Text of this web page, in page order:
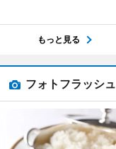
もっと見る
フォトフラッシュ